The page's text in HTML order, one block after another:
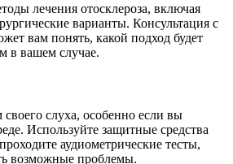
лечения отосклероза, включая
варианты. Консультация с
вам понять, какой подход будет
в вашем случае.
своего слуха, особенно если вы
Используйте защитные средства
аудиометрические тесты,
возможные проблемы.